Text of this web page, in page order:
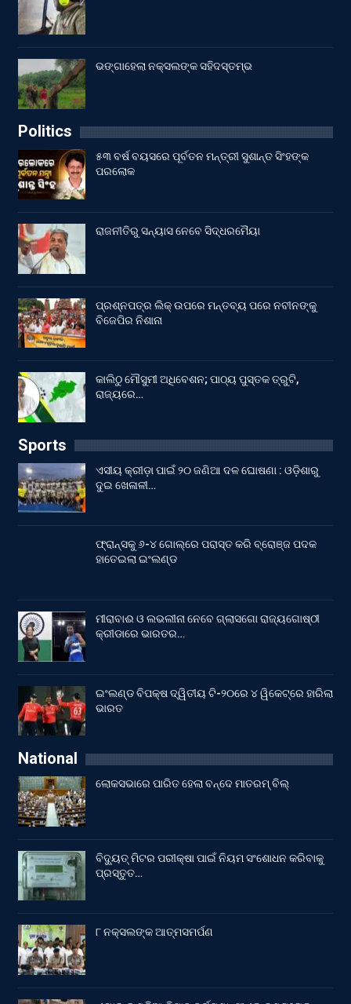
ଭଙ୍ଗାହେଲା ନକ୍ସଲଙ୍କ ସହିଦସ୍ତମ୍ଭ
Politics
୫୩ ବର୍ଷ ବୟସରେ ପୂର୍ବତନ ମନ୍ତ୍ରୀ ସୁଶାନ୍ତ ସିଂହଙ୍କ
ପରଲୋକ
ରାଜନୀତିରୁ ସନ୍ୟାସ ନେବେ ସିଦ୍ଧରମୈୟା
ପ୍ରଶ୍ନପତ୍ର ଲିକ୍ ଉପରେ ମନ୍ତବ୍ୟ ପରେ ନବୀନଙ୍କୁ
ବିଜେପିର ନିଶାନା
କାଲିଠୁ ମୌସୁମୀ ଅଧିବେଶନ; ପାଠ୍ୟ ପୁସ୍ତକ ତ୍ରୁଟି,
ରାଜ୍ୟରେ…
Sports
ଏସୀୟ କ୍ରୀଡ଼ା ପାଇଁ ୨୦ ଜଣିଆ ଦଳ ଘୋଷଣା : ଓଡ଼ିଶାରୁ
ଦୁଇ ଖେଳାଳୀ…
ଫ୍ରାନ୍ସକୁ ୬-୪ ଗୋଲ୍‌ରେ ପରାସ୍ତ କରି ବ୍ରୋଞ୍ଜ ପଦକ
ହାତେଇଲା ଇଂଲଣ୍ଡ
ମୀରାବାଈ ଓ ଲଭଲୀନା ନେବେ ଗ୍ଲାସଗୋ ରାଜ୍ୟଗୋଷ୍ଠୀ
କ୍ରୀଡାରେ ଭାରତର…
ଇଂଲଣ୍ଡ ବିପକ୍ଷ ଦ୍ୱିତୀୟ ଟି-୨୦ରେ ୪ ୱିକେଟ୍‌ରେ ହାରିଲା
ଭାରତ
National
ଲୋକସଭାରେ ପାରିତ ହେଲା ବନ୍ଦେ ମାତରମ୍‌ ବିଲ୍‌
ବିଦ୍ୟୁତ୍ ମିଟର ପରୀକ୍ଷା ପାଇଁ ନିୟମ ସଂଶୋଧନ କରିବାକୁ
ପ୍ରସ୍ତୁତ…
୮ ନକ୍ସଲଙ୍କ ଆତ୍ମସମର୍ପଣ